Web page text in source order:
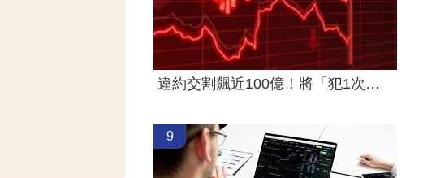
違約交割飆近100億！將「犯1次就圈存」
9